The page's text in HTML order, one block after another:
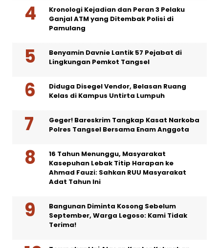
Kronologi Kejadian dan Peran 3 Pelaku
Ganjal ATM yang Ditembak Polisi di
Pamulang
Benyamin Davnie Lantik 57 Pejabat di
Lingkungan Pemkot Tangsel
Diduga Disegel Vendor, Belasan Ruang
Kelas di Kampus Untirta Lumpuh
Geger! Bareskrim Tangkap Kasat Narkoba
Polres Tangsel Bersama Enam Anggota
16 Tahun Menunggu, Masyarakat
Kasepuhan Lebak Titip Harapan ke
Ahmad Fauzi: Sahkan RUU Masyarakat
Adat Tahun Ini
Bangunan Diminta Kosong Sebelum
September, Warga Legoso: Kami Tidak
Terima!